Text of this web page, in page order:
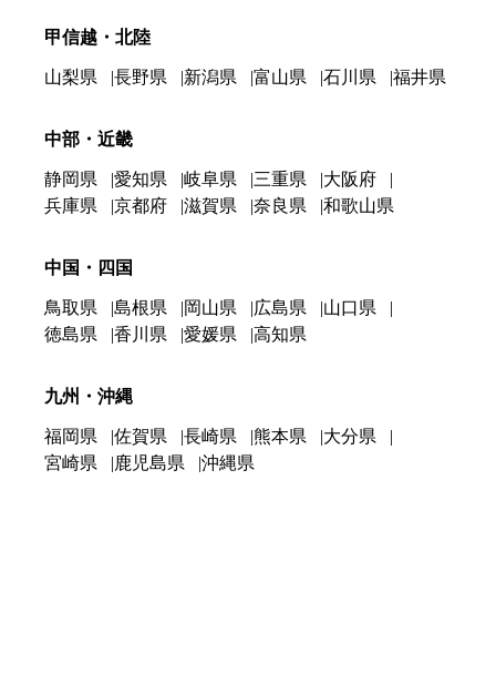
甲信越・北陸
山梨県 長野県 新潟県 富山県 石川県 福井県
中部・近畿
静岡県 愛知県 岐阜県 三重県
大阪府
兵庫県
京都府 滋賀県 奈良県 和歌山県
中国・四国
鳥取県 島根県 岡山県 広島県
山口県
徳島県
香川県 愛媛県 高知県
九州・沖縄
福岡県 佐賀県 長崎県 熊本県
大分県
宮崎県
鹿児島県 沖縄県